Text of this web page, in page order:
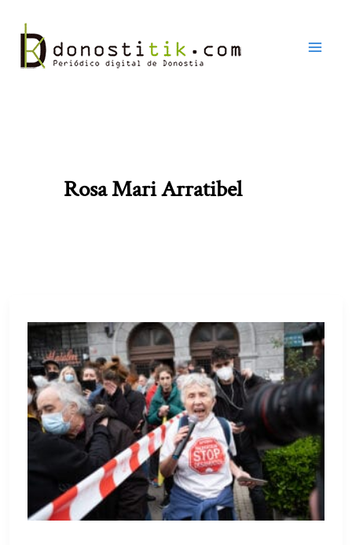
contenido
Rosa Mari Arratibel